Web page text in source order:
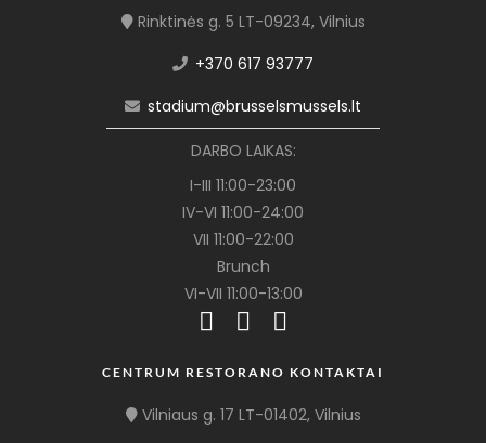
Rinktinės g. 5 LT-09234, Vilnius
+370 617 93777
stadium@brusselsmussels.lt
DARBO LAIKAS:
I-III 11:00-23:00
IV-VI 11:00-24:00
VII 11:00-22:00
Brunch
VI-VII 11:00-13:00
CENTRUM RESTORANO KONTAKTAI
Vilniaus g. 17 LT-01402, Vilnius